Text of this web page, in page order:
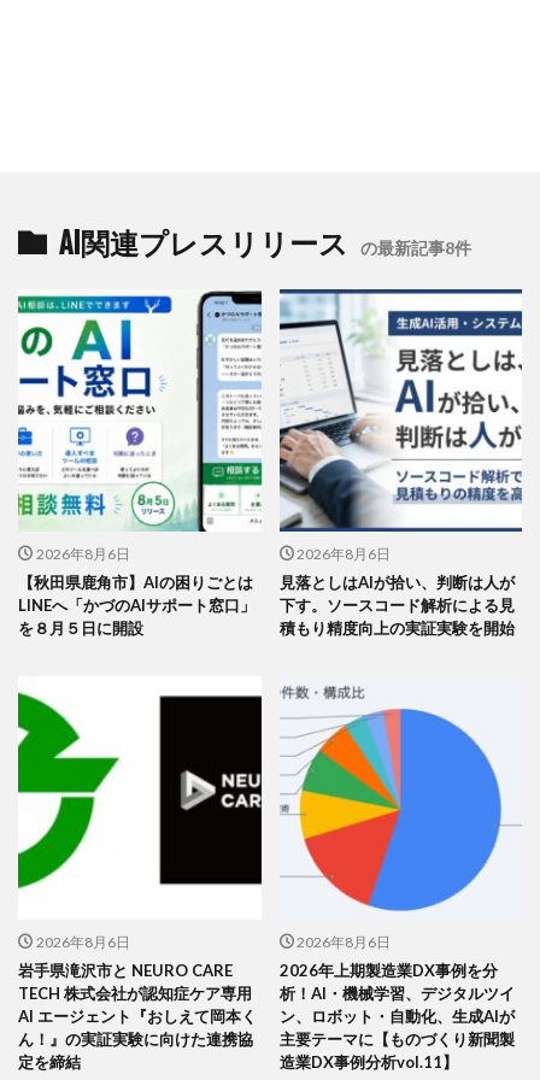
AI関連プレスリリース の最新記事8件
2026年8月6日
【秋田県鹿角市】AIの困りごとは
LINEへ「かづのAIサポート窓口」
を８月５日に開設
2026年8月6日
見落としはAIが拾い、判断は人が
下す。ソースコード解析による見
積もり精度向上の実証実験を開始
2026年8月6日
岩手県滝沢市と NEURO CARE
TECH 株式会社が認知症ケア専用
AI エージェント『おしえて岡本く
ん！』の実証実験に向けた連携協
定を締結
2026年8月6日
2026年上期製造業DX事例を分
析！AI・機械学習、デジタルツイ
ン、ロボット・自動化、生成AIが
主要テーマに【ものづくり新聞製
造業DX事例分析vol.11】